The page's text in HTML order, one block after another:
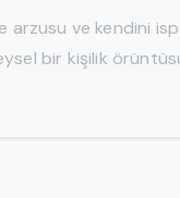
ve kendini
bir kişilik